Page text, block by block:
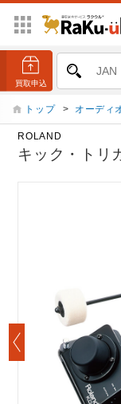
トップ > オーディ
ROLAND
キック・トリ